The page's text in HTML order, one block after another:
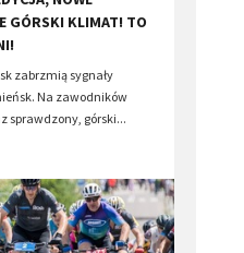
GÓRSKI KLIMAT! TO
zabrzmią sygnały
Na zawodników
sprawdzony, górski...